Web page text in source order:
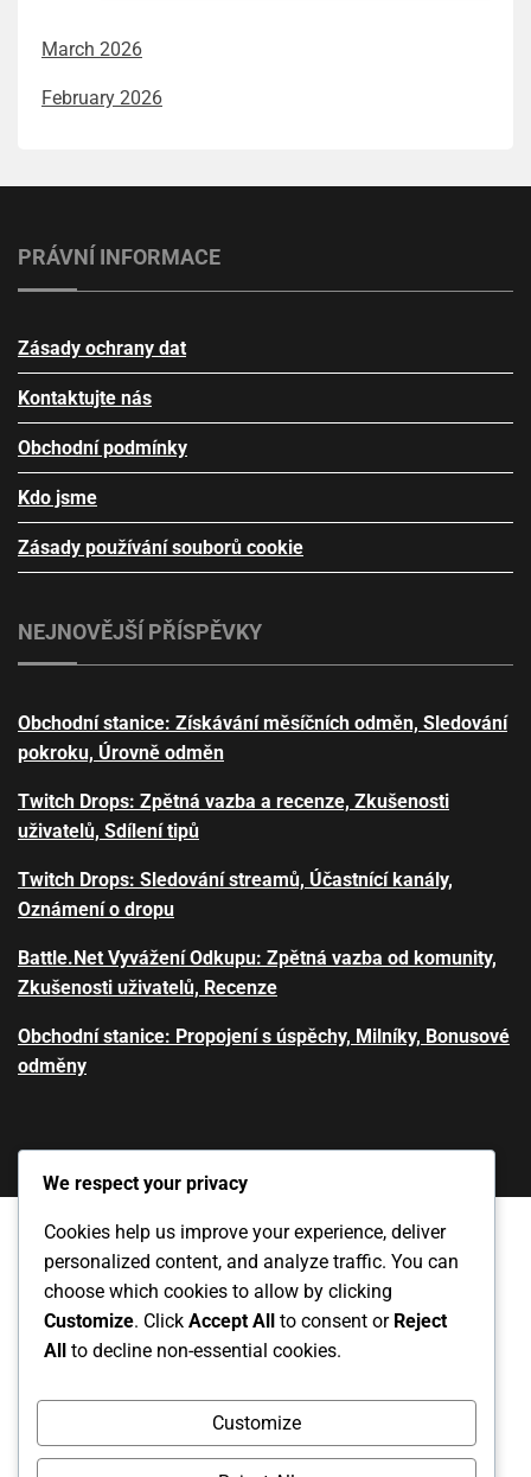
March 2026
February 2026
PRÁVNÍ INFORMACE
Zásady ochrany dat
Kontaktujte nás
Obchodní podmínky
Kdo jsme
Zásady používání souborů cookie
NEJNOVĚJŠÍ PŘÍSPĚVKY
Obchodní stanice: Získávání měsíčních odměn, Sledování
pokroku, Úrovně odměn
Twitch Drops: Zpětná vazba a recenze, Zkušenosti
uživatelů, Sdílení tipů
Twitch Drops: Sledování streamů, Účastnící kanály,
Oznámení o dropu
Battle.Net Vyvážení Odkupu: Zpětná vazba od komunity,
Zkušenosti uživatelů, Recenze
Obchodní stanice: Propojení s úspěchy, Milníky, Bonusové
odměny
Zásady ochrany dat Kontaktujte nás
Obchodní podmínky
We respect your privacy
Cookies help us improve your experience, deliver
personalized content, and analyze traffic. You can
choose which cookies to allow by clicking
Customize. Click Accept All to consent or Reject
All to decline non-essential cookies.
Customize